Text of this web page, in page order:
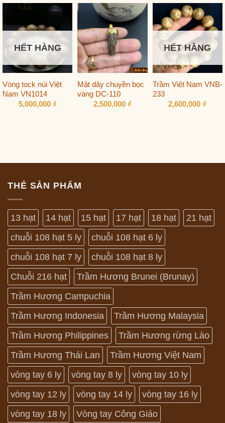
HẾT HÀNG
Vòng tock núi Việt
Nam VN1014
5,000,000 ₫
Mặt dây chuyền bọc
vàng DC-110
2,500,000 ₫
HẾT HÀNG
Trầm Việt Nam VNB-
233
2,600,000 ₫
THẺ SẢN PHẨM
13 hạt 14 hạt 15 hạt 17 hạt 18 hạt
21 hạt
chuỗi 108 hạt 5 ly
chuỗi 108 hạt 6 ly
chuỗi 108 hạt 7 ly
chuỗi 108 hạt 8 ly
Chuỗi 216 hạt
Trầm Hương Brunei (Brunay)
Trầm Hương Campuchia
Trầm Hương Indonesia
Trầm Hương Malaysia
Trầm Hương Philippines
Trầm Hương rừng Lào
Trầm Hương Thái Lan
Trầm Hương Việt Nam
vòng tay 6 ly
vòng tay 8 ly
vòng tay 10 ly
vòng tay 12 ly
vòng tay 14 ly
vòng tay 16 ly
vòng tay 18 ly
Vòng tay Công Giáo